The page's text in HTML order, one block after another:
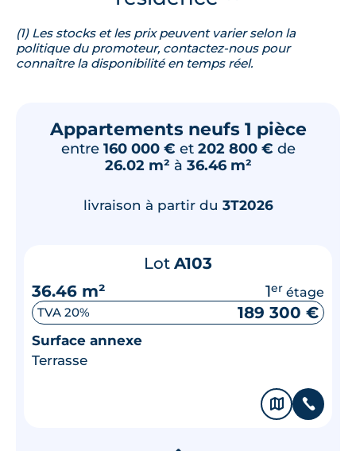
(1) Les stocks et les prix peuvent varier selon la
politique du promoteur, contactez-nous pour
connaître la disponibilité en temps réel.
Appartements neufs 1 pièce
entre 160 000 € et 202 800 € de
26.02 m² à 36.46 m²
livraison à partir du 3T2026
Lot A103
36.46 m²
1er étage
TVA 20% 189 300 €
Surface annexe
Terrasse
🗞 📞